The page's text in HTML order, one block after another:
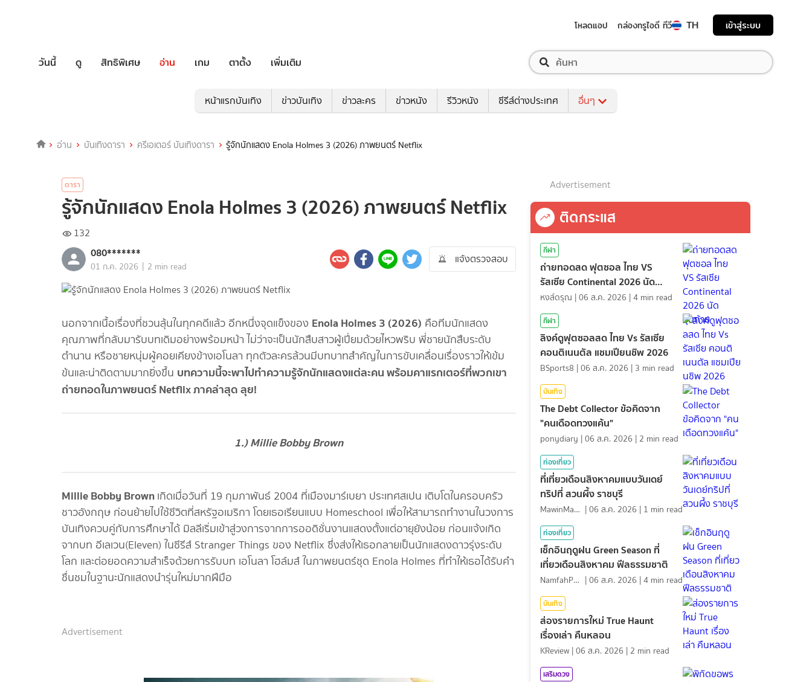
โหลดแอป กล่องทรูไอดี ทีวี TH เข้าสู่ระบบ
วันนี้ ดู สิทธิพิเศษ อ่าน เกม ตาตั้ง เพิ่มเติม
หน้าแรกบันเทิง ข่าวบันเทิง ข่าวละคร ข่าวหนัง รีวิวหนัง ซีรีส์ต่างประเทศ อื่นๆ
อ่าน บันเทิงดารา ครีเอเตอร์ บันเทิงดารา รู้จักนักแสดง Enola Holmes 3 (2026) ภาพยนตร์ Netflix
ดารา
รู้จักนักแสดง Enola Holmes 3 (2026) ภาพยนตร์ Netflix
132
080*******
01 ก.ค. 2026 | 2 min read
แจ้งตรวจสอบ
นอกจากเนื้อเรื่องที่ชวนลุ้นในทุกคดีแล้ว อีกหนึ่งจุดแข็งของ Enola Holmes 3 (2026) คือทีมนักแสดง
คุณภาพที่กลับมารับบทเดิมอย่างพร้อมหน้า ไม่ว่าจะเป็นนักสืบสาวผู้เปี่ยมด้วยไหวพริบ พี่ชายนักสืบระดับ
ตำนาน หรือชายหนุ่มผู้คอยเคียงข้างเอโนลา ทุกตัวละครล้วนมีบทบาทสำคัญในการขับเคลื่อนเรื่องราวให้เข้ม
ข้นและน่าติดตามมากยิ่งขึ้น บทความนี้จะพาไปทำความรู้จักนักแสดงแต่ละคน พร้อมคาแรกเตอร์ที่พวกเขา
ถ่ายทอดในภาพยนตร์ Netflix ภาคล่าสุด ลุย!
1.) Millie Bobby Brown
Millie Bobby Brownเกิดเมื่อวันที่ 19 กุมภาพันธ์ 2004 ที่เมืองมาร์เบยา ประเทศสเปน เติบโตในครอบครัว
ชาวอังกฤษ ก่อนย้ายไปใช้ชีวิตที่สหรัฐอเมริกา โดยเธอเรียนแบบ Homeschool เพื่อให้สามารถทำงานในวงการ
บันเทิงควบคู่กับการศึกษาได้ มิลลีเริ่มเข้าสู่วงการจากการออดิชั่นงานแสดงตั้งแต่อายุยังน้อย ก่อนแจ้งเกิด
จากบท อีเลเวน(Eleven) ในซีรีส์ Stranger Things ของ Netflix ซึ่งส่งให้เธอกลายเป็นนักแสดงดาวรุ่งระดับ
โลก และต่อยอดความสำเร็จด้วยการรับบท เอโนลา โฮล์มส์ ในภาพยนตร์ชุด Enola Holmes ที่ทำให้เธอได้รับคำ
ชื่นชมในฐานะนักแสดงนำรุ่นใหม่มากฝีมือ
Advertisement
Advertisement
ติดกระแส
กีฬา
ถ่ายทอดสด ฟุตซอล ไทย VS
รัสเซีย Continental 2026 นัด
สุดท้าย
หงส์ดรุณ |06 ส.ค. 2026 |4 min read
กีฬา
ลิงค์ดูฟุตซอลสด ไทย Vs รัสเซีย
คอนติเนนตัล แชมเปียนชิพ 2026
BSports8 |06 ส.ค. 2026 | 3 min read
บันเทิง
The Debt Collector ข้อคิดจาก
"คนเดือดทวงแค้น"
ponydiary |06 ส.ค. 2026 | 2 min read
ท่องเที่ยว
ที่เที่ยวเดือนสิงหาคมแบบวันเดย์
ทริปที่ สวนผึ้ง ราชบุรี
MawinMatravel |06 ส.ค. 2026 | 1 min read
ท่องเที่ยว
เช็กอินฤดูฝน Green Season ที่
เที่ยวเดือนสิงหาคม ฟีลธรรมชาติ
NamfahPhupha |06 ส.ค. 2026 |4 min read
บันเทิง
ส่องรายการใหม่ True Haunt
เรื่องเล่า คืนหลอน
KReview |06 ส.ค. 2026 | 2 min read
เสริมดวง